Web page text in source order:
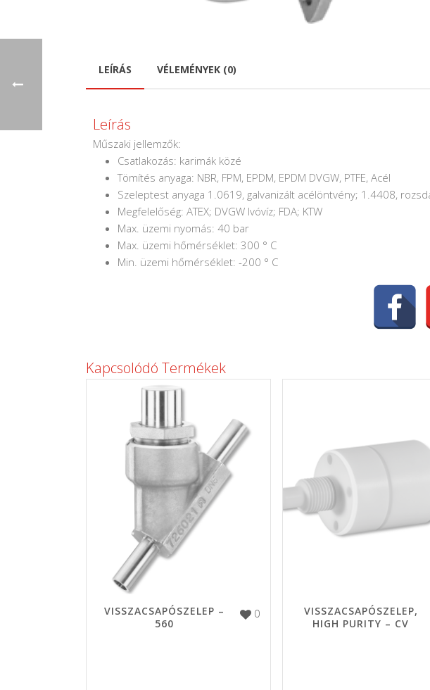
LEÍRÁS VÉLEMÉNYEK (0)
Leírás
Műszaki jellemzők:
Csatlakozás: karimák közé
Tömítés anyaga: NBR, FPM, EPDM, EPDM DVGW, PTFE, Acél
Szeleptest anyaga 1.0619, galvanizált acélöntvény; 1.4408,
Megfelelőség: ATEX; DVGW Ivóvíz; FDA; KTW
Max. üzemi nyomás: 40 bar
Max. üzemi hőmérséklet: 300 ° C
Min. üzemi hőmérséklet: -200 ° C
Kapcsolódó Termékek
0
VISSZACSAPÓSZELEP –
560
VISSZACSAPÓSZELEP,
HIGH PURITY – CV